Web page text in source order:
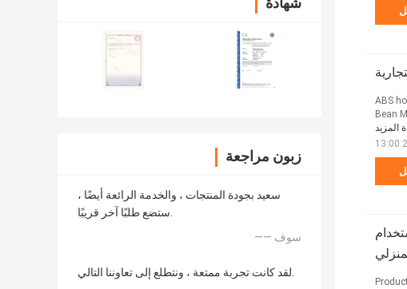
زبون مراجعة
سعيد بجودة المنتجات ، والخدمة الرائعة أيضًا ،
ستضع طلبًا آخر قريبًا.
—— سوف
لقد كانت تجربة ممتعة ، ونتطلع إلى تعاوننا التالي.
ABS
Bean
المزيد